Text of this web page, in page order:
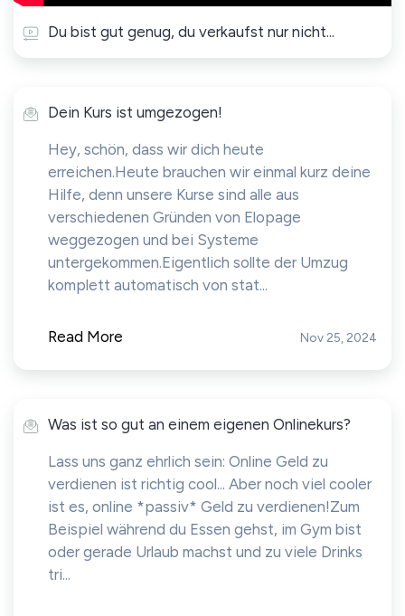
Du bist gut genug, du verkaufst nur nicht...
Dein Kurs ist umgezogen!
Hey, schön, dass wir dich heute
erreichen.Heute brauchen wir einmal kurz deine
Hilfe, denn unsere Kurse sind alle aus
verschiedenen Gründen von Elopage
weggezogen und bei Systeme
untergekommen.Eigentlich sollte der Umzug
komplett automatisch von stat...
Read More Nov 25, 2024
Was ist so gut an einem eigenen Onlinekurs?
Lass uns ganz ehrlich sein: Online Geld zu
verdienen ist richtig cool... Aber noch viel cooler
ist es, online *passiv* Geld zu verdienen!Zum
Beispiel während du Essen gehst, im Gym bist
oder gerade Urlaub machst und zu viele Drinks
tri...